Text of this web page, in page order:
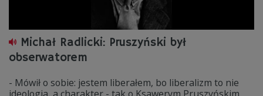
Michał Radlicki: Pruszyński był
obserwatorem
- Mówił o sobie: jestem liberałem, bo liberalizm to nie